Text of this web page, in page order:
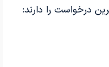
درخواست را دارند: